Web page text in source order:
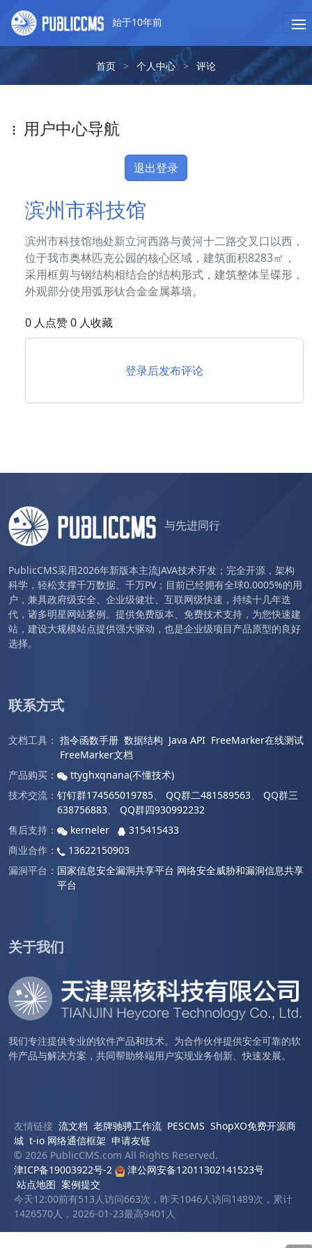
始于10年前
首页 > 个人中心 > 评论
用户中心导航
退出登录
滨州市科技馆
滨州市科技馆地处新立河西路与黄河十二路交叉口以西，
位于我市奥林匹克公园的核心区域，建筑面积8283㎡，
采用框剪与钢结构相结合的结构形式，建筑整体呈碟形，
外观部分使用弧形钛合金金属幕墙。
0 人点赞 0 人收藏
登录后发布评论
与先进同行
PublicCMS采用2026年新版本主流JAVA技术开发；完全开源，架构
科学，轻松支撑千万数据、千万PV；目前已经拥有全球0.0005%的用
户，兼具政府级安全、企业级健壮、互联网级快速，持续十几年迭
代，诸多明星网站案例。提供免费版本、免费技术支持，为您快速建
站，建设大规模站点提供强大驱动，也是企业级项目产品原型的良好
选择。
联系方式
文档工具： 指令函数手册 数据结构 Java API FreeMarker在线测试
FreeMarker文档
产品购买：
ttyghxqnana(不懂技术)
技术交流： 钉钉群174565019785、 QQ群二481589563、 QQ群三
638756883、 QQ群四930992232
售后支持：
kerneler
315415433
商业合作：
13622150903
漏洞平台： 国家信息安全漏洞共享平台 网络安全威胁和漏洞信息共享
平台
关于我们
我们专注提供专业的软件产品和技术。为合作伙伴提供安全可靠的软
件产品与解决方案，共同帮助终端用户实现业务创新、快速发展。
友情链接 流文档 老牌驰骋工作流 PESCMS ShopXO免费开源商
城 t-io 网络通信框架 申请友链
© 2026 PublicCMS.com All Rights Reserved.
津ICP备19003922号-2
津公网安备12011302141523号
站点地图 案例提交
今天12:00前有513人访问663次，昨天1046人访问1489次，累计
1426570人，2026-01-23最高9401人